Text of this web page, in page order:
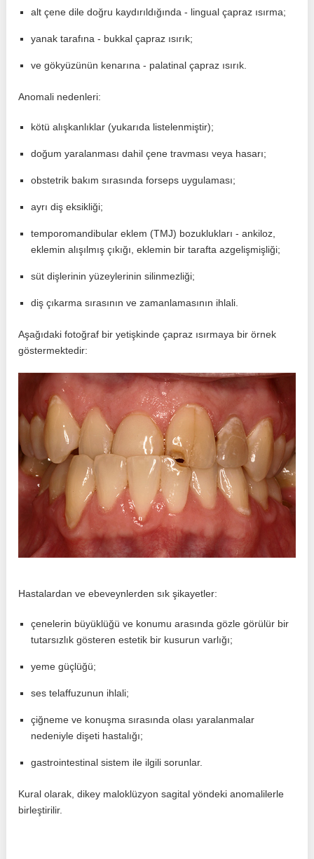
alt çene dile doğru kaydırıldığında - lingual çapraz ısırma;
yanak tarafına - bukkal çapraz ısırık;
ve gökyüzünün kenarına - palatinal çapraz ısırık.
Anomali nedenleri:
kötü alışkanlıklar (yukarıda listelenmiştir);
doğum yaralanması dahil çene travması veya hasarı;
obstetrik bakım sırasında forseps uygulaması;
ayrı diş eksikliği;
temporomandibular eklem (TMJ) bozuklukları - ankiloz,
eklemin alışılmış çıkığı, eklemin bir tarafta azgelişmişliği;
süt dişlerinin yüzeylerinin silinmezliği;
diş çıkarma sırasının ve zamanlamasının ihlali.
Aşağıdaki fotoğraf bir yetişkinde çapraz ısırmaya bir örnek
göstermektedir:
Hastalardan ve ebeveynlerden sık şikayetler:
çenelerin büyüklüğü ve konumu arasında gözle görülür bir
tutarsızlık gösteren estetik bir kusurun varlığı;
yeme güçlüğü;
ses telaffuzunun ihlali;
çiğneme ve konuşma sırasında olası yaralanmalar
nedeniyle dişeti hastalığı;
gastrointestinal sistem ile ilgili sorunlar.
Kural olarak, dikey maloklüzyon sagital yöndeki anomalilerle
birleştirilir.